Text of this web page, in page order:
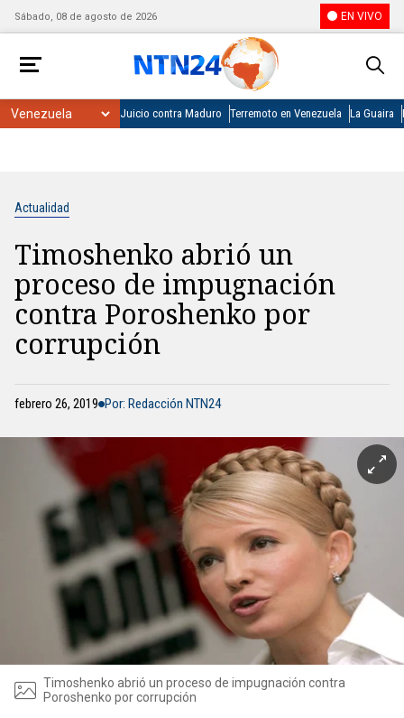
Sábado, 08 de agosto de 2026 EN VIVO
Juicio contra Maduro Terremoto en Venezuela La Guaira
Actualidad
Timoshenko abrió un
proceso de impugnación
contra Poroshenko por
corrupción
febrero 26, 2019 Por: Redacción NTN24
Timoshenko abrió un proceso de impugnación contra
Poroshenko por corrupción